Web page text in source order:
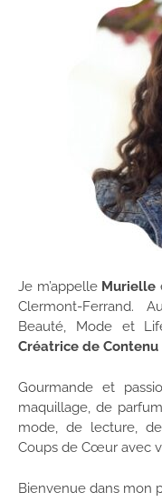
Je m’appelle Murielle
Clermont-Ferrand.
Beauté, Mode et
Créatrice de Contenu
Gourmande et
maquillage, de
mode, de lecture,
Coups de Cœur avec
Bienvenue dans mon